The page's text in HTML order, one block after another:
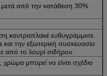
από την κατάθεση 30%
κοντραπλακέ ευθυγράμμισε
και την εξωτερική συσκευασία
από το λουρί σιδήρου.
μπορεί να είναι σχέδιο